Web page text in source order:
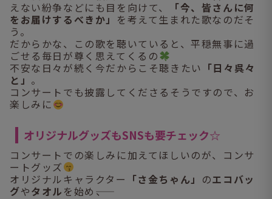
えない紛争などにも目を向けて、
「今、皆さんに何
をお届けするべきか」 を考えて生まれた歌なのだそ
う。
だからかな、この歌を聴いていると、平穏無事に過
ごせる毎日が尊く思えてくるの
不安な日々が続く今だからこそ聴きたい 「日々呉々
と」 。
コンサートでも披露してくださるそうですので、お
楽しみに
オリジナルグッズもSNSも要チェック☆
コンサートでの楽しみに加えてほしいのが、コンサ
ートグッズ
オリジナルキャラクター 「さ金ちゃん」 のエコバッ
グやタオル を始め――、